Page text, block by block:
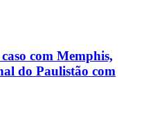
com Memphis,
do Paulistão com